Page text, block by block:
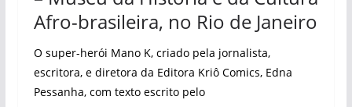
Afro-brasileira, no Rio de Janeiro
O super-herói Mano K, criado pela jornalista,
escritora, e diretora da Editora Kriô Comics, Edna
Pessanha, com texto escrito pelo